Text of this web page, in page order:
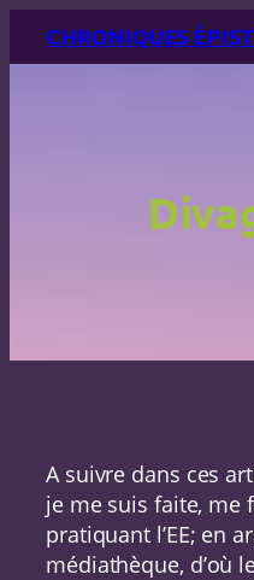
AllerCHRONIQUES
A suivre dans ces
je me suis faite, me
pratiquant l’EE; en
médiathèque, d’où